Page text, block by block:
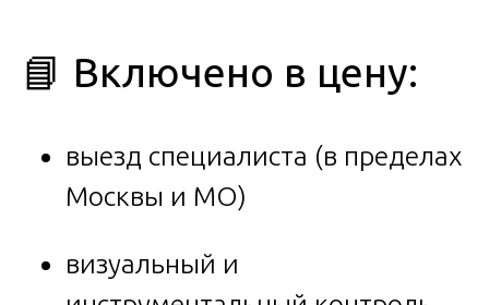
📘 Включено в цену:
выезд специалиста (в пределах
Москвы и МО)
визуальный и